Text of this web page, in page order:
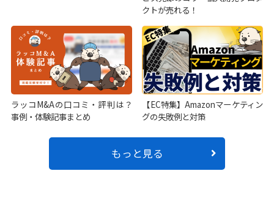
クトが売れる！
ラッコM&Aの口コミ・評判は？
事例・体験記事まとめ
【EC特集】Amazonマーケティン
グの失敗例と対策
もっと見る